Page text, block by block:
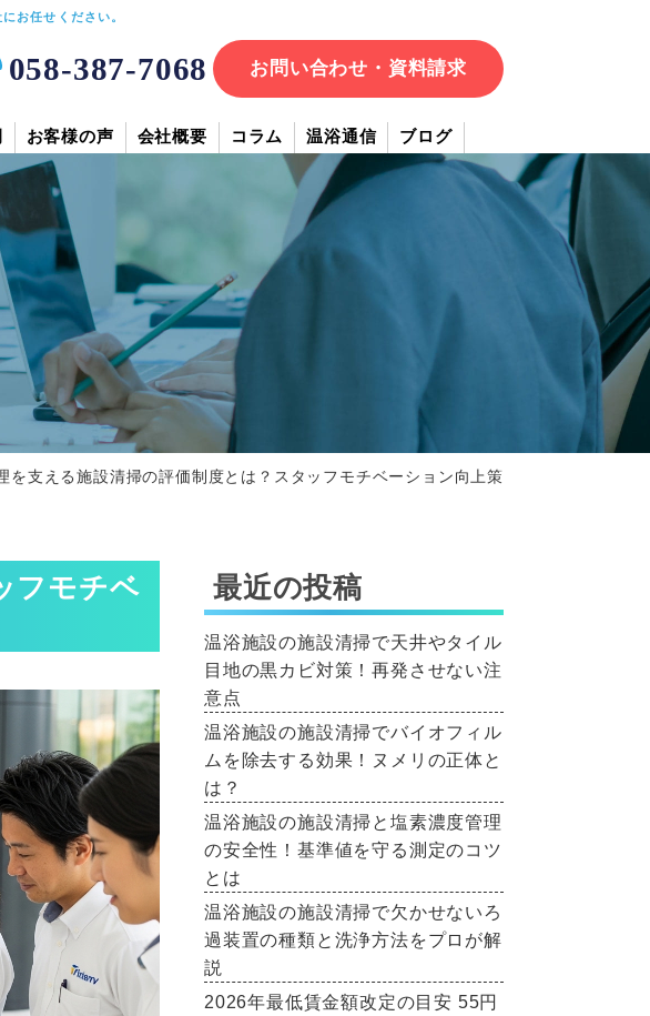
お任せください。
058-387-7068 お問い合わせ・資料請求
お客様の声 会社概要 コラム 温浴通信 ブログ
を支える施設清掃の評価制度とは？スタッフモチベーション向上策
フモチベ
最近の投稿
温浴施設の施設清掃で天井やタイル
目地の黒カビ対策！再発させない注
意点
温浴施設の施設清掃でバイオフィル
ムを除去する効果！ヌメリの正体と
は？
温浴施設の施設清掃と塩素濃度管理
の安全性！基準値を守る測定のコツ
とは
温浴施設の施設清掃で欠かせないろ
過装置の種類と洗浄方法をプロが解
説
2026年最低賃金額改定の目安 55円